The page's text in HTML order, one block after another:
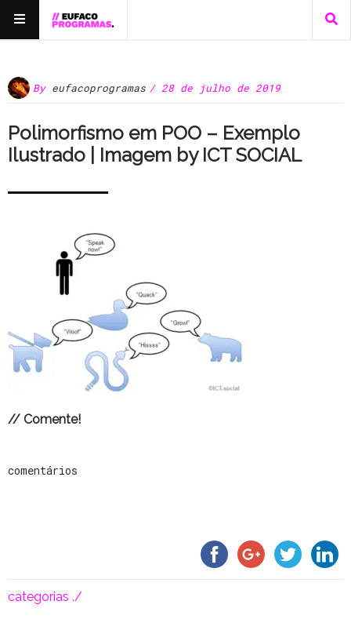
By eufacoprogramas / 28 de julho de 2019
Polimorfismo em POO – Exemplo
Ilustrado | Imagem by ICT SOCIAL
// Comente!
comentários
categorias ./